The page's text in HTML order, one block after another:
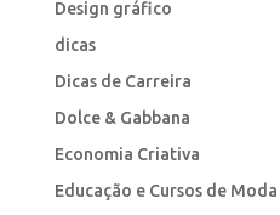
Design gráfico
dicas
Dicas de Carreira
Dolce & Gabbana
Economia Criativa
Educação e Cursos de Moda